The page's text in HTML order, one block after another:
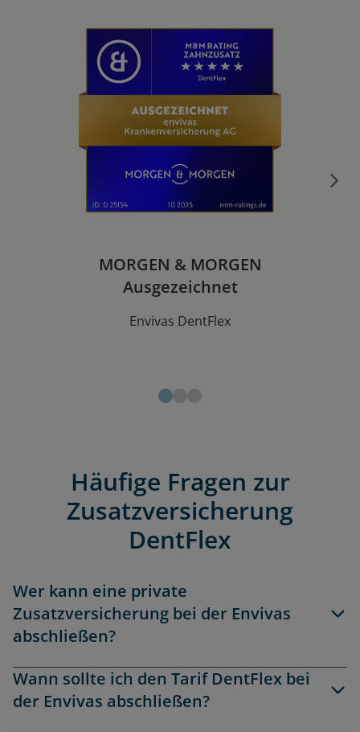
MORGEN & MORGEN
Ausgezeichnet
Envivas DentFlex
Häufige Fragen zur
Zusatzversicherung
DentFlex
Wer kann eine private
Zusatzversicherung bei der Envivas
abschließen?
Wann sollte ich den Tarif DentFlex bei
der Envivas abschließen?